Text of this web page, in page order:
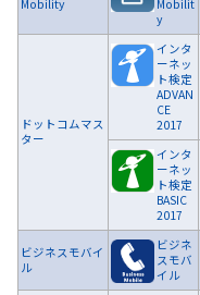
Mobility
Mobilit
y
ドットコムマス
ター
インタ
ーネッ
ト検定
ADVAN
CE
2017
インタ
ーネッ
ト検定
BASIC
2017
ビジネスモバイ
ル
ビジネ
スモバ
イル